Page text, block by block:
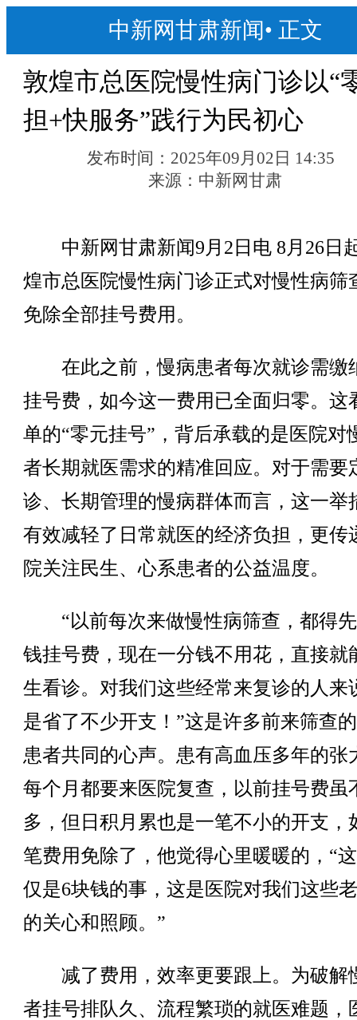
中新网甘肃新闻• 正文
敦煌市总医院慢性病门诊以“
担+快服务”践行为民初心
发布时间： 2025年09月02日 14:35
来源： 中新网甘肃
中新网甘肃新闻9月2日电 8月26日
煌市总医院慢性病门诊正式对慢性病筛
免除全部挂号费用。
在此之前，慢病患者每次就诊需缴
挂号费，如今这一费用已全面归零。这
单的“零元挂号”，背后承载的是医院对
者长期就医需求的精准回应。对于需要
诊、长期管理的慢病群体而言，这一举
有效减轻了日常就医的经济负担，更传
院关注民生、心系患者的公益温度。
“以前每次来做慢性病筛查，都得
钱挂号费，现在一分钱不用花，直接就
生看诊。对我们这些经常来复诊的人来
是省了不少开支！”这是许多前来筛查
患者共同的心声。患有高血压多年的张
每个月都要来医院复查，以前挂号费虽
多，但日积月累也是一笔不小的开支，
笔费用免除了，他觉得心里暖暖的，“
仅是6块钱的事，这是医院对我们这些
的关心和照顾。”
减了费用，效率更要跟上。为破解
者挂号排队久、流程繁琐的就医难题，